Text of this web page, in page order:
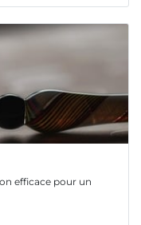
efficace pour un